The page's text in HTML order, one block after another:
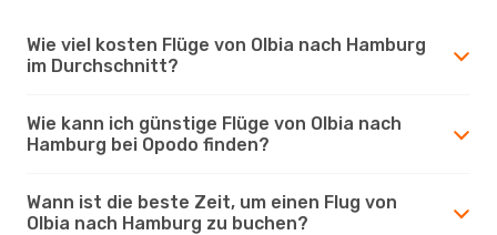
Wie viel kosten Flüge von Olbia nach Hamburg
im Durchschnitt?
Wie kann ich günstige Flüge von Olbia nach
Hamburg bei Opodo finden?
Wann ist die beste Zeit, um einen Flug von
Olbia nach Hamburg zu buchen?